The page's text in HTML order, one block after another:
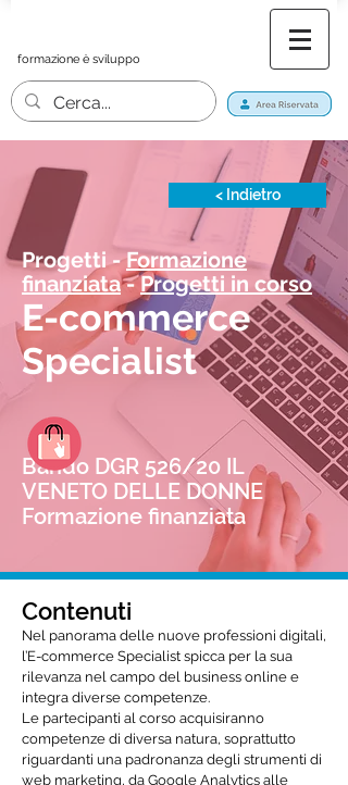
formazione è sviluppo
< Indietro
Progetti -Formazione
finanziata-Progetti in corso
E-commerce
Specialist
Bando DGR 526/20 IL
VENETO DELLE DONNE
Formazione finanziata
Contenuti
Nel panorama delle nuove professioni digitali,
l’E-commerce Specialist spicca per la sua
rilevanza nel campo del business online e
integra diverse competenze.
Le partecipanti al corso acquisiranno
competenze di diversa natura, soprattutto
riguardanti una padronanza degli strumenti di
web marketing, da Google Analytics alle